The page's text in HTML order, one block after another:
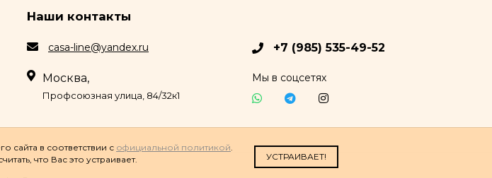
Наши контакты
casa-line@yandex.ru
Москва,
Профсоюзная улица, 84/32к1
+7 (985) 535-49-52
Мы в соцсетях
сайта в соответствии с официальной политикой.
что Вас это устраивает.
УСТРАИВАЕТ!